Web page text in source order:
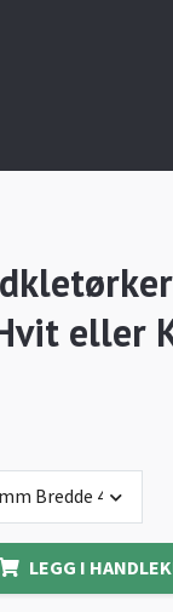
eller
Bredde 450mm
LEGG I